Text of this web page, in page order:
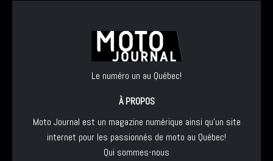
Le numéro un au Québec!
À PROPOS
Moto Journal est un magazine numérique ainsi qu'un site
internet pour les passionnés de moto au Québec!
Qui sommes-nous